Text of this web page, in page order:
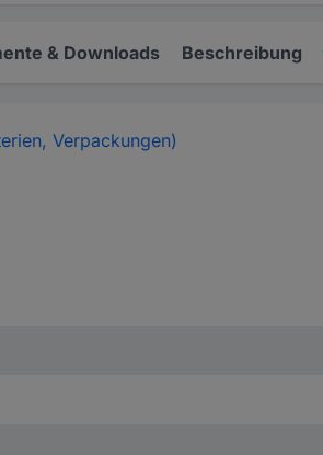
& Downloads Beschreibung
Verpackungen)